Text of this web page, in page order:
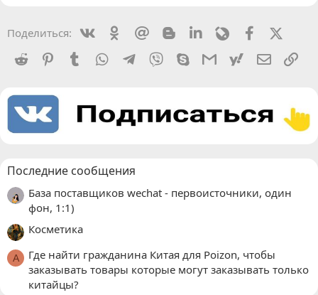
Поделиться: VkontakteOdnoklassniki
Mail.ru BloggerLinkedinLivejournalFacebook
Reddit
PinterestTumblr WhatsAppTelegram
Viber SkypeGmailyahoomail
Последние сообщения
База поставщиков wechat - первоисточники, один
фон, 1:1)
Косметика
A
Где найти гражданина Китая для Poizon, чтобы
заказывать товары которые могут заказывать только
китайцы?